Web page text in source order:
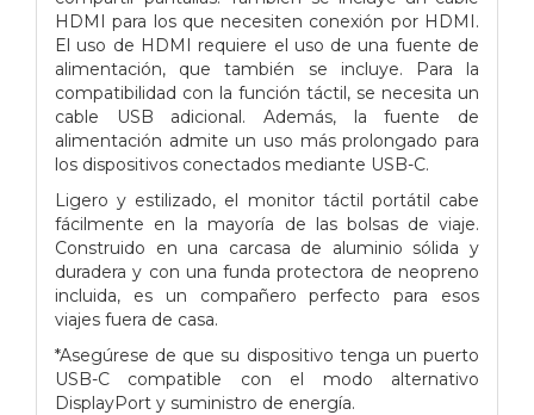
HDMI para los que necesiten conexión por HDMI.
El uso de HDMI requiere el uso de una fuente de
alimentación, que también se incluye. Para la
compatibilidad con la función táctil, se necesita un
cable USB adicional. Además, la fuente de
alimentación admite un uso más prolongado para
los dispositivos conectados mediante USB-C.
Ligero y estilizado, el monitor táctil portátil cabe
fácilmente en la mayoría de las bolsas de viaje.
Construido en una carcasa de aluminio sólida y
duradera y con una funda protectora de neopreno
incluida, es un compañero perfecto para esos
viajes fuera de casa.
*Asegúrese de que su dispositivo tenga un puerto
USB-C compatible con el modo alternativo
DisplayPort y suministro de energía.